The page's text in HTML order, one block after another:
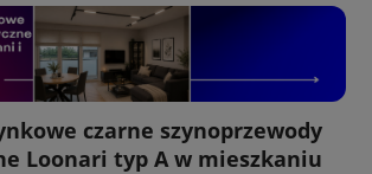
czarne szynoprzewody
Loonari typ A w mieszkaniu